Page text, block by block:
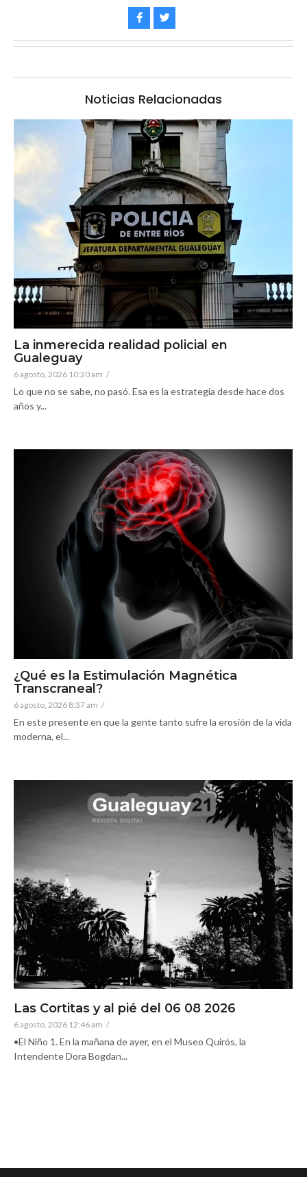
Noticias Relacionadas
La inmerecida realidad policial en
Gualeguay
6 agosto, 2026 10:20 am /
Lo que no se sabe, no pasó. Esa es la estrategia desde hace dos
años y...
¿Qué es la Estimulación Magnética
Transcraneal?
6 agosto, 2026 8:37 am /
En este presente en que la gente tanto sufre la erosión de la vida
moderna, el...
Las Cortitas y al pié del 06 08 2026
6 agosto, 2026 12:46 am /
•El Niño 1. En la mañana de ayer, en el Museo Quirós, la
Intendente Dora Bogdan...